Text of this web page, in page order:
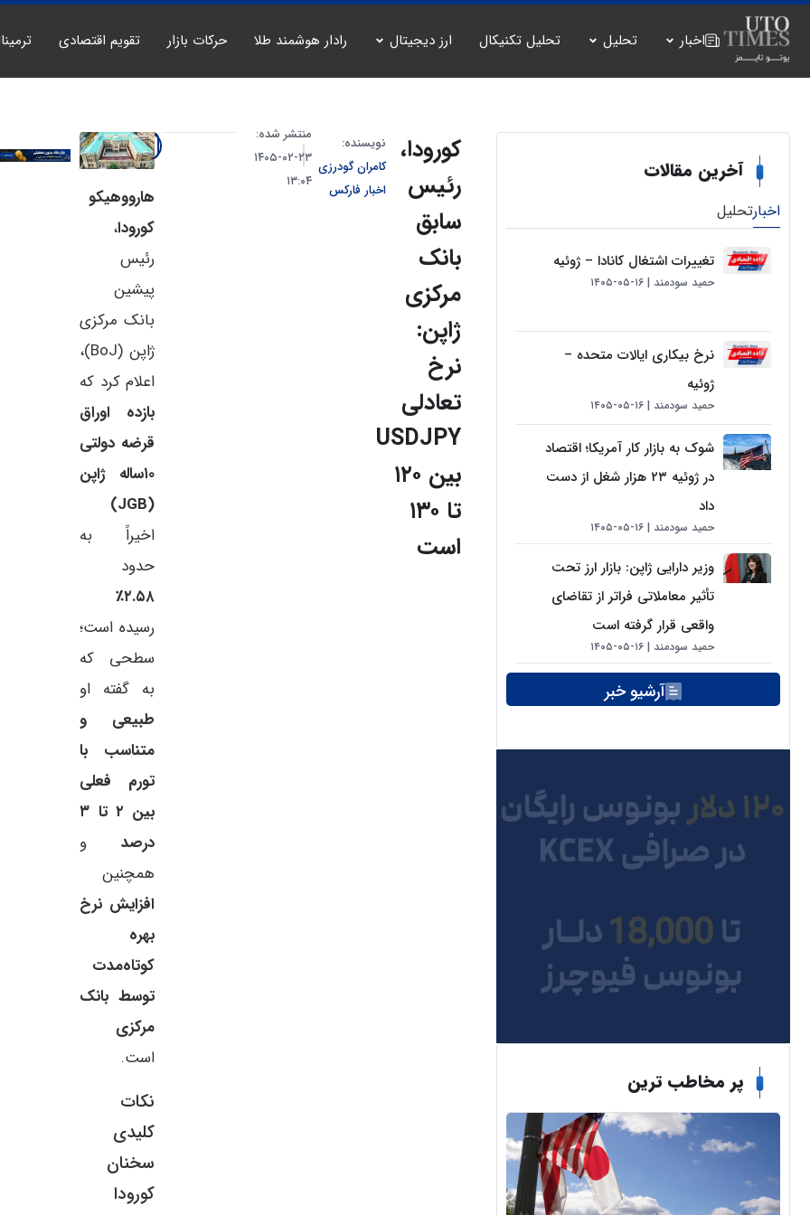
اخبار تحلیل تحلیل تکنیکال ارز دیجیتال رادار هوشمند طلا حرکات بازار تقویم اقتصادی
آخرین مقالات
اخبارتحلیل
تغییرات اشتغال کانادا – ژوئیه
حمید سودمند ۱۶-۰۵-۱۴۰۵
نرخ بیکاری ایالات متحده –
ژوئیه
حمید سودمند ۱۶-۰۵-۱۴۰۵
شوک به بازار کار آمریکا؛ اقتصاد
در ژوئیه ۲۳ هزار شغل از دست
داد
حمید سودمند ۱۶-۰۵-۱۴۰۵
وزیر دارایی ژاپن: بازار ارز تحت
تأثیر معاملاتی فراتر از تقاضای
واقعی قرار گرفته است
حمید سودمند ۱۶-۰۵-۱۴۰۵
آرشیو خبر
پر مخاطب ترین
کورودا،
رئيس
سابق
بانک
مرکزی
ژاپن:
نرخ
تعادلی
USDJPY
بین ۱۲۰
تا ۱۳۰
است
نویسنده:
کامران گودرزی
اخبار فارکس
منتشر شده:
۲۳-۰۲-۱۴۰۵
۱۳:۰۴
هارووهیکو
کورودا،
رئیس
پیشین
بانک مرکزی
ژاپن (BoJ)،
اعلام کرد که
بازده اوراق
قرضه دولتی
۱۰‌ساله ژاپن
(JGB)
اخیراً به
حدود
۲.۵۸٪
رسیده است؛
سطحی که
به گفته او
طبیعی و
متناسب با
تورم فعلی
بین ۲ تا ۳
درصد و
همچنین
افزایش نرخ
بهره
کوتاه‌مدت
توسط بانک
مرکزی
است.
نکات
کلیدی
سخنان
کورودا